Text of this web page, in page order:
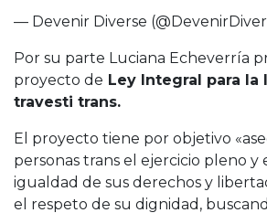
— Devenir Diverse
Por su parte Luciana Echeverría
proyecto de Ley Integral para la
travesti trans⁣.
El proyecto tiene por objetivo
personas trans el ejercicio pleno y
igualdad de sus derechos y
el respeto de su dignidad,